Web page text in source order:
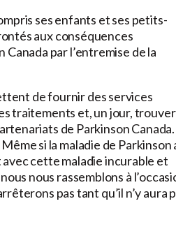
ses enfants et ses petits-
aux conséquences
Canada par l’entremise de la
de fournir des services
traitements et, un jour, trouver
de Parkinson Canada.
si la maladie de Parkinson
avec cette maladie incurable et
nous rassemblons à
pas tant qu’il n’y aura